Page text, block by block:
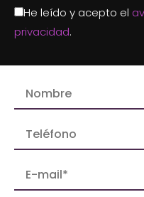
He leído y acepto el
privacidad.